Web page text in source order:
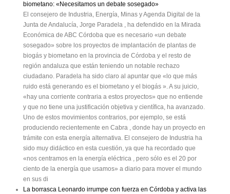
biometano: «Necesitamos un debate sosegado»
El consejero de Industria, Energía, Minas y Agenda Digital de la
Junta de Andalucía, Jorge Paradela , ha defendido en la Mirada
Económica de ABC Córdoba que es necesario «un debate
sosegado» sobre los proyectos de implantación de plantas de
biogás y biometano en la provincia de Córdoba y el resto de
región andaluza que están teniendo un notable rechazo
ciudadano. Paradela ha sido claro al apuntar que «lo que más
ruido está generando es el biometano y el biogás ». A su juicio,
«hay una corriente contraria a estos proyectos» que no entiende
y que no tiene una justificación objetiva y científica, ha avanzado.
Uno de estos movimientos contrarios, por ejemplo, se está
produciendo recientemente en Cabra , donde hay un proyecto en
trámite con esta energía alternativa. El consejero de Industria ha
sido muy didáctico en esta cuestión, ya que ha recordado que
«nos centramos en la energía eléctrica , pero sólo es el 20 por
ciento de la energía que usamos» a diario para mover el mundo
en sus di
La borrasca Leonardo irrumpe con fuerza en Córdoba y activa las